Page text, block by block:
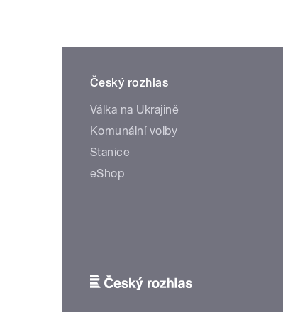
Český rozhlas
Válka na Ukrajině
Komunální volby
Stanice
eShop